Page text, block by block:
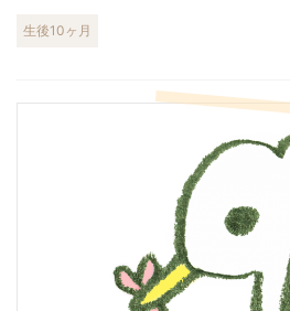
生後10ヶ月